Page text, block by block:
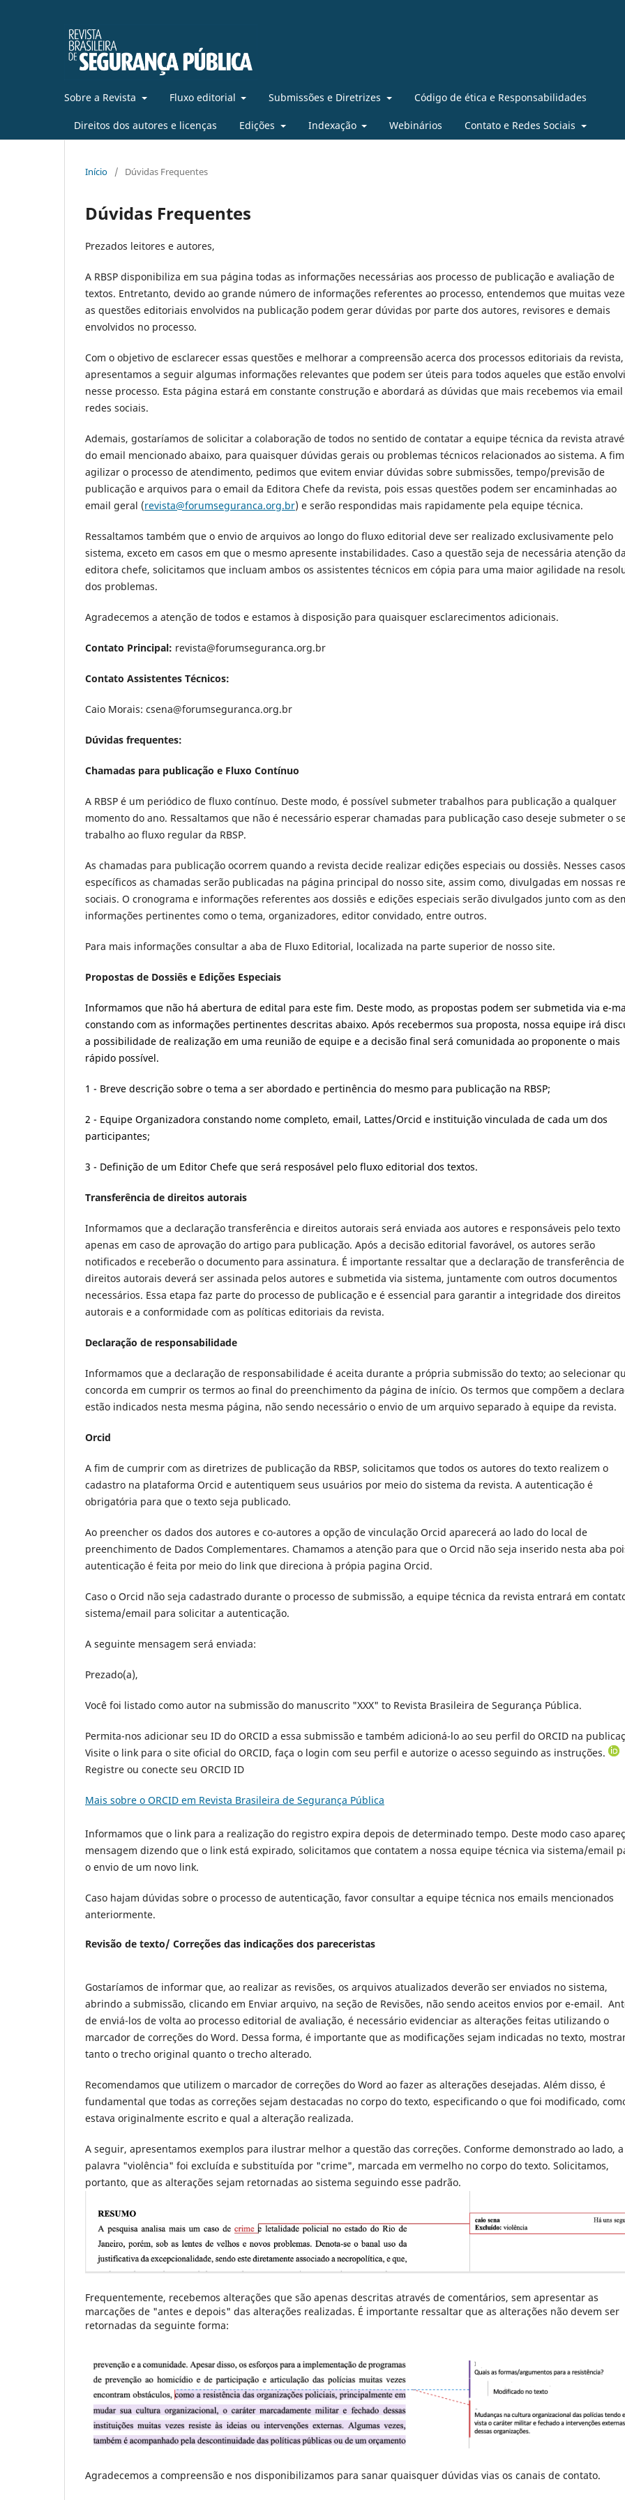
Sobre a Revista Fluxo editorial Submissões e Diretrizes Código de ética e Responsabilidades
Direitos dos autores e licenças Edições Indexação Webinários Contato e Redes Sociais
Início / Dúvidas Frequentes
Dúvidas Frequentes
Prezados leitores e autores,
A RBSP disponibiliza em sua página todas as informações necessárias aos processo de publicação e avaliação de
textos. Entretanto, devido ao grande número de informações referentes ao processo, entendemos que muitas
as questões editoriais envolvidos na publicação podem gerar dúvidas por parte dos autores, revisores e demais
envolvidos no processo.
Com o objetivo de esclarecer essas questões e melhorar a compreensão acerca dos processos editoriais da revista,
apresentamos a seguir algumas informações relevantes que podem ser úteis para todos aqueles que estão
nesse processo. Esta página estará em constante construção e abordará as dúvidas que mais recebemos via email
redes sociais.
Ademais, gostaríamos de solicitar a colaboração de todos no sentido de contatar a equipe técnica da revista
do email mencionado abaixo, para quaisquer dúvidas gerais ou problemas técnicos relacionados ao sistema. A
agilizar o processo de atendimento, pedimos que evitem enviar dúvidas sobre submissões, tempo/previsão de
publicação e arquivos para o email da Editora Chefe da revista, pois essas questões podem ser encaminhadas ao
email geral (revista@forumseguranca.org.br) e serão respondidas mais rapidamente pela equipe técnica.
Ressaltamos também que o envio de arquivos ao longo do fluxo editorial deve ser realizado exclusivamente pelo
sistema, exceto em casos em que o mesmo apresente instabilidades. Caso a questão seja de necessária atenção da
editora chefe, solicitamos que incluam ambos os assistentes técnicos em cópia para uma maior agilidade na
dos problemas.
Agradecemos a atenção de todos e estamos à disposição para quaisquer esclarecimentos adicionais.
Contato Principal: revista@forumseguranca.org.br
Contato Assistentes Técnicos:
Caio Morais: csena@forumseguranca.org.br
Dúvidas frequentes:
Chamadas para publicação e Fluxo Contínuo
A RBSP é um periódico de fluxo contínuo. Deste modo, é possível submeter trabalhos para publicação a qualquer
momento do ano. Ressaltamos que não é necessário esperar chamadas para publicação caso deseje submeter o
trabalho ao fluxo regular da RBSP.
As chamadas para publicação ocorrem quando a revista decide realizar edições especiais ou dossiês. Nesses casos
específicos as chamadas serão publicadas na página principal do nosso site, assim como, divulgadas em nossas
sociais. O cronograma e informações referentes aos dossiês e edições especiais serão divulgados junto com as
informações pertinentes como o tema, organizadores, editor convidado, entre outros.
Para mais informações consultar a aba de Fluxo Editorial, localizada na parte superior de nosso site.
Propostas de Dossiês e Edições Especiais
Informamos que não há abertura de edital para este fim. Deste modo, as propostas podem ser submetida via e-
constando com as informações pertinentes descritas abaixo. Após recebermos sua proposta, nossa equipe irá
a possibilidade de realização em uma reunião de equipe e a decisão final será comunidada ao proponente o mais
rápido possível.
1 - Breve descrição sobre o tema a ser abordado e pertinência do mesmo para publicação na RBSP;
2 - Equipe Organizadora constando nome completo, email, Lattes/Orcid e instituição vinculada de cada um dos
participantes;
3 - Definição de um Editor Chefe que será resposável pelo fluxo editorial dos textos.
Transferência de direitos autorais
Informamos que a declaração transferência e direitos autorais será enviada aos autores e responsáveis pelo texto
apenas em caso de aprovação do artigo para publicação. Após a decisão editorial favorável, os autores serão
notificados e receberão o documento para assinatura. É importante ressaltar que a declaração de transferência de
direitos autorais deverá ser assinada pelos autores e submetida via sistema, juntamente com outros documentos
necessários. Essa etapa faz parte do processo de publicação e é essencial para garantir a integridade dos direitos
autorais e a conformidade com as políticas editoriais da revista.
Declaração de responsabilidade
Informamos que a declaração de responsabilidade é aceita durante a própria submissão do texto; ao selecionar
concorda em cumprir os termos ao final do preenchimento da página de início. Os termos que compõem a
estão indicados nesta mesma página, não sendo necessário o envio de um arquivo separado à equipe da revista.
Orcid
A fim de cumprir com as diretrizes de publicação da RBSP, solicitamos que todos os autores do texto realizem o
cadastro na plataforma Orcid e autentiquem seus usuários por meio do sistema da revista. A autenticação é
obrigatória para que o texto seja publicado.
Ao preencher os dados dos autores e co-autores a opção de vinculação Orcid aparecerá ao lado do local de
preenchimento de Dados Complementares. Chamamos a atenção para que o Orcid não seja inserido nesta aba
autenticação é feita por meio do link que direciona à própia pagina Orcid.
Caso o Orcid não seja cadastrado durante o processo de submissão, a equipe técnica da revista entrará em
sistema/email para solicitar a autenticação.
A seguinte mensagem será enviada:
Prezado(a),
Você foi listado como autor na submissão do manuscrito "XXX" to Revista Brasileira de Segurança Pública.
Permita-nos adicionar seu ID do ORCID a essa submissão e também adicioná-lo ao seu perfil do ORCID na
Visite o link para o site oficial do ORCID, faça o login com seu perfil e autorize o acesso seguindo as instruções.
Registre ou conecte seu ORCID ID
Mais sobre o ORCID em Revista Brasileira de Segurança Pública
Informamos que o link para a realização do registro expira depois de determinado tempo. Deste modo caso
mensagem dizendo que o link está expirado, solicitamos que contatem a nossa equipe técnica via sistema/email
o envio de um novo link.
Caso hajam dúvidas sobre o processo de autenticação, favor consultar a equipe técnica nos emails mencionados
anteriormente.
Revisão de texto/ Correções das indicações dos pareceristas
Gostaríamos de informar que, ao realizar as revisões, os arquivos atualizados deverão ser enviados no sistema,
abrindo a submissão, clicando em Enviar arquivo, na seção de Revisões, não sendo aceitos envios por e-email.
de enviá-los de volta ao processo editorial de avaliação, é necessário evidenciar as alterações feitas utilizando o
marcador de correções do Word. Dessa forma, é importante que as modificações sejam indicadas no texto,
tanto o trecho original quanto o trecho alterado.
Recomendamos que utilizem o marcador de correções do Word ao fazer as alterações desejadas. Além disso, é
fundamental que todas as correções sejam destacadas no corpo do texto, especificando o que foi modificado,
estava originalmente escrito e qual a alteração realizada.
A seguir, apresentamos exemplos para ilustrar melhor a questão das correções. Conforme demonstrado ao lado, a
palavra "violência" foi excluída e substituída por "crime", marcada em vermelho no corpo do texto. Solicitamos,
portanto, que as alterações sejam retornadas ao sistema seguindo esse padrão.
Frequentemente, recebemos alterações que são apenas descritas através de comentários, sem apresentar as
marcações de "antes e depois" das alterações realizadas. É importante ressaltar que as alterações não devem ser
retornadas da seguinte forma:
Agradecemos a compreensão e nos disponibilizamos para sanar quaisquer dúvidas vias os canais de contato.